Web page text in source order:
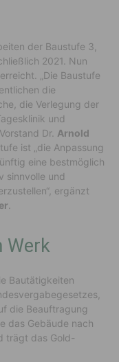
der Baustufe 3,
2021. Nun
„Die Baustufe
die
die Verlegung der
und
Dr. Arnold
ist „die Anpassung
eine bestmöglich
sinnvolle und
ergänzt
Werk
Bautätigkeiten
die Beauftragung
das Gebäude nach
trägt das Gold-